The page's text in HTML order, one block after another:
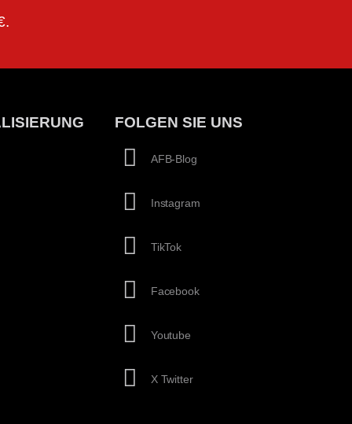
FOLGEN SIE UNS
AFB-Blog
Instagram
TikTok
Facebook
Youtube
X Twitter